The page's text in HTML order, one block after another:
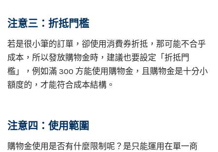
注意三：折抵門檻
若是很小筆的訂單，卻使用消費券折抵，那可能不合乎
成本，所以發放購物金時，建議也要設定「折抵門
檻」，例如滿 300 方能使用購物金，且購物金是十分小
額度的，才能符合成本結構。
注意四：使用範圍
購物金使用是否有什麼限制呢？是只能運用在單一商